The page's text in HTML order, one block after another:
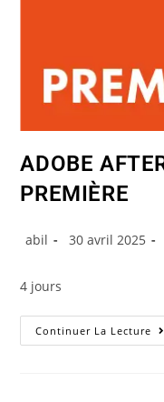
ADOBE
PREMIÈRE
abil 30 avril 2025
4 jours
Continuer La Lecture